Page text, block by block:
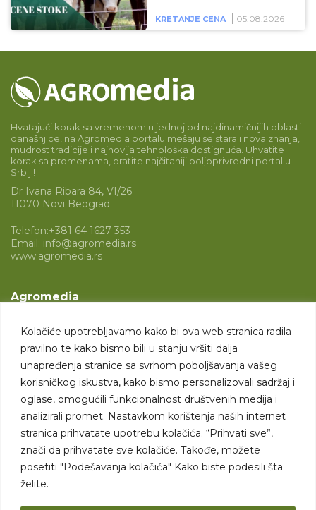
Kolačiće upotrebljavamo kako bi ova web stranica radila
pravilno te kako bismo bili u stanju vršiti dalja
unapređenja stranice sa svrhom poboljšavanja vašeg
korisničkog iskustva, kako bismo personalizovali sadržaj i
oglase, omogućili funkcionalnost društvenih medija i
analizirali promet. Nastavkom korištenja naših internet
stranica prihvatate upotrebu kolačića. “Prihvati sve”,
znači da prihvatate sve kolačiće. Takođe, možete
posetiti "Podešavanja kolačića" Kako biste podesili šta
želite.
KRETANJE CENA 05.08.2026
Hvatajući korak sa vremenom u jednoj od najdinamičnijih oblasti
današnjice, na Agromedia portalu mešaju se stara i nova znanja,
mudrost tradicije i najnovija tehnološka dostignuća. Uhvatite
korak sa promenama, pratite najčitaniji poljoprivredni portal u
Srbiji!
Dr Ivana Ribara 84, VI/26
11070 Novi Beograd
Telefon:+381 64 1627 353
Email: info@agromedia.rs
www.agromedia.rs
Agromedia
Svet poljoprivrede
Marketing usluge
Tražimo saradnike
Kontakt
Kontakt